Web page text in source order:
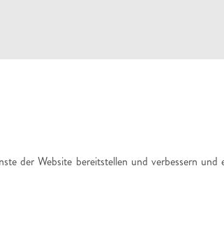
der Website bereitstellen und verbessern und